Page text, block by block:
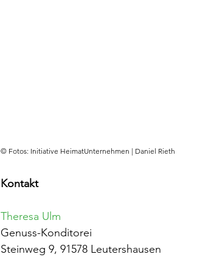
© Fotos: Initiative HeimatUnternehmen | Daniel Rieth
Kontakt
Theresa Ulm
Genuss-Konditorei
Steinweg 9, 91578 Leutershausen